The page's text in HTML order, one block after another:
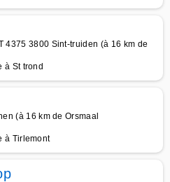
4375 3800 Sint-truiden (à 16 km de
à St trond
(à 16 km de Orsmaal
à Tirlemont